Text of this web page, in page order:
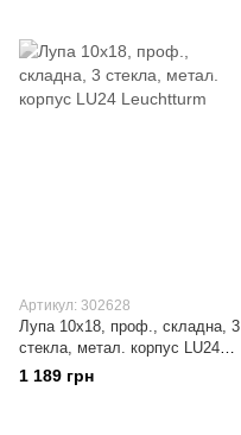
Артикул: 302628
Лупа 10x18, проф., складна, 3
стекла, метал. корпус LU24
Leuchtturm
1 189 грн